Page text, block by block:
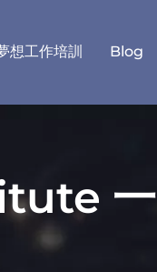
想工作培訓 Blog
一